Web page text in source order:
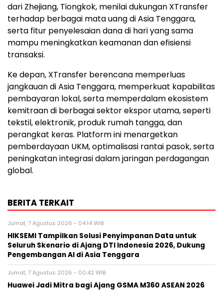
dari Zhejiang, Tiongkok, menilai dukungan XTransfer
terhadap berbagai mata uang di Asia Tenggara,
serta fitur penyelesaian dana di hari yang sama
mampu meningkatkan keamanan dan efisiensi
transaksi.
Ke depan, XTransfer berencana memperluas
jangkauan di Asia Tenggara, memperkuat kapabilitas
pembayaran lokal, serta memperdalam ekosistem
kemitraan di berbagai sektor ekspor utama, seperti
tekstil, elektronik, produk rumah tangga, dan
perangkat keras. Platform ini menargetkan
pemberdayaan UKM, optimalisasi rantai pasok, serta
peningkatan integrasi dalam jaringan perdagangan
global.
BERITA TERKAIT
Jumat, 7 Agustus 2026 - 04:14 WIB
HIKSEMI Tampilkan Solusi Penyimpanan Data untuk
Seluruh Skenario di Ajang DTI Indonesia 2026, Dukung
Pengembangan AI di Asia Tenggara
Jumat, 7 Agustus 2026 - 00:42 WIB
Huawei Jadi Mitra bagi Ajang GSMA M360 ASEAN 2026